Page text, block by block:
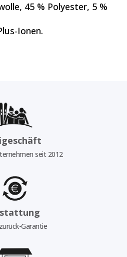
45 % Polyester, 5 %
Ionen.
seit 2012
Garantie